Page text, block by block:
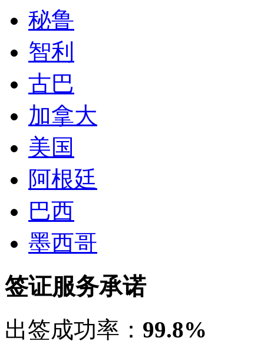
秘鲁
智利
古巴
加拿大
美国
阿根廷
巴西
墨西哥
签证服务承诺
出签成功率： 99.8%